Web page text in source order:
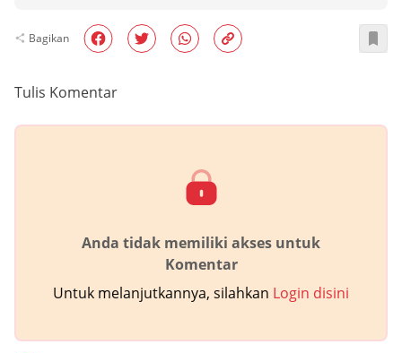
Bagikan
Tulis Komentar
Anda tidak memiliki akses untuk
Komentar
Untuk melanjutkannya, silahkan Login disini